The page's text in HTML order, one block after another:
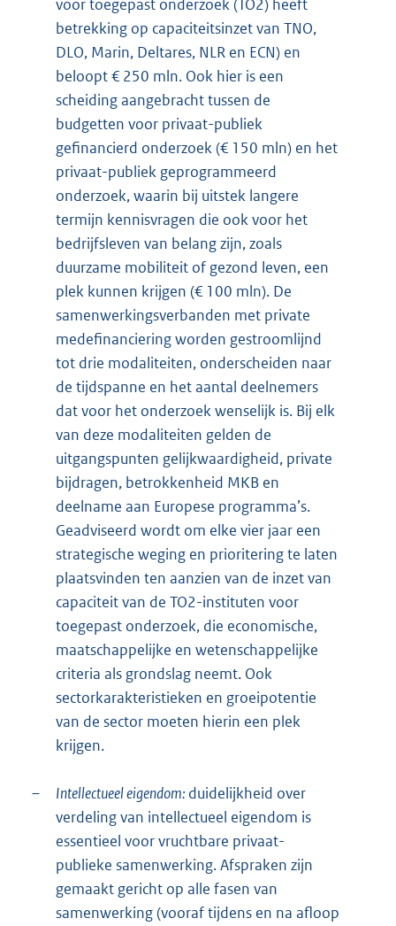
voor toegepast onderzoek (TO2) heeft
betrekking op capaciteitsinzet van TNO,
DLO, Marin, Deltares, NLR en ECN) en
beloopt € 250 mln. Ook hier is een
scheiding aangebracht tussen de
budgetten voor privaat-publiek
gefinancierd onderzoek (€ 150 mln) en het
privaat-publiek geprogrammeerd
onderzoek, waarin bij uitstek langere
termijn kennisvragen die ook voor het
bedrijfsleven van belang zijn, zoals
duurzame mobiliteit of gezond leven, een
plek kunnen krijgen (€ 100 mln). De
samenwerkingsverbanden met private
medefinanciering worden gestroomlijnd
tot drie modaliteiten, onderscheiden naar
de tijdspanne en het aantal deelnemers
dat voor het onderzoek wenselijk is. Bij elk
van deze modaliteiten gelden de
uitgangspunten gelijkwaardigheid, private
bijdragen, betrokkenheid MKB en
deelname aan Europese programma’s.
Geadviseerd wordt om elke vier jaar een
strategische weging en prioritering te laten
plaatsvinden ten aanzien van de inzet van
capaciteit van de TO2-instituten voor
toegepast onderzoek, die economische,
maatschappelijke en wetenschappelijke
criteria als grondslag neemt. Ook
sectorkarakteristieken en groeipotentie
van de sector moeten hierin een plek
krijgen.
– Intellectueel eigendom: duidelijkheid over
verdeling van intellectueel eigendom is
essentieel voor vruchtbare privaat-
publieke samenwerking. Afspraken zijn
gemaakt gericht op alle fasen van
samenwerking (vooraf tijdens en na afloop